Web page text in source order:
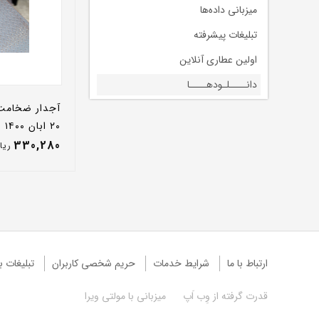
میزبانی داده‌ها
تبلیغات پیشرفته
اولین عطاری آنلاین
دانــــلـودهــــا
۲۰ ابان ۱۴۰۰
330,280
ارتباط با ما شرایط خدمات حريم شخصی كاربران تبليغات
قدرت گرفته از وِب اَپ میزبانی با مولتی ویرا